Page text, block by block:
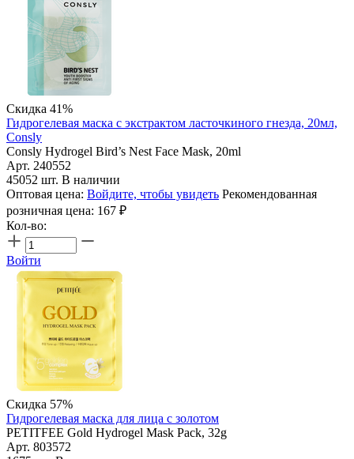
Скидка 41%
Гидрогелевая маска с экстрактом ласточкиного гнезда, 20мл,
Consly
Consly Hydrogel Bird’s Nest Face Mask, 20ml
Арт. 240552
45052 шт. В наличии
Оптовая цена: Войдите, чтобы увидеть Рекомендованная
розничная цена: 167 ₽
Кол-во:
Войти
Скидка 57%
Гидрогелевая маска для лица с золотом
PETITFEE Gold Hydrogel Mask Pack, 32g
Арт. 803572